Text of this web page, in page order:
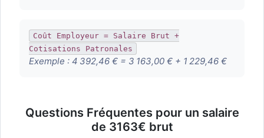
Coût Employeur = Salaire Brut +
Cotisations Patronales
Exemple : 4 392,46 € = 3 163,00 € + 1 229,46 €
Questions Fréquentes pour un salaire
de 3163€ brut